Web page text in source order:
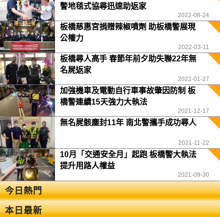
警地毯式協尋迅速助返家
2022-08-24
板橋慈惠宮捐贈辣椒噴劑 助板橋警展現
公權力
2022-03-11
板橋尋人高手 春節年前夕助失聯22年無
名屍返家
2022-01-27
加強機車及電動自行車事故肇因防制 板
橋警連續15天強力大執法
2021-12-17
無名屍骸塵封11年 南北警攜手成功尋人
2021-11-22
10月「交通安全月」起跑 板橋警大執法
提升用路人權益
2021-09-30
今日熱門
本日最新